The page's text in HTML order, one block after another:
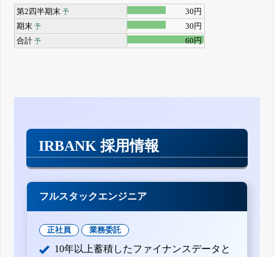
第2四半期末予
30円
期末予
30円
合計予 60円
IRBANK 採用情報
フルスタックエンジニア
正社員 業務委託
10年以上蓄積したファイナンスデータと